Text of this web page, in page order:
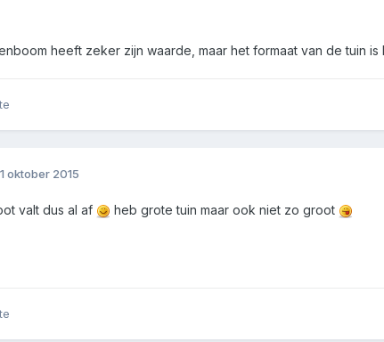
heeft zeker zijn waarde, maar het formaat van de tuin
oktober 2015
valt dus al af heb grote tuin maar ook niet zo groot